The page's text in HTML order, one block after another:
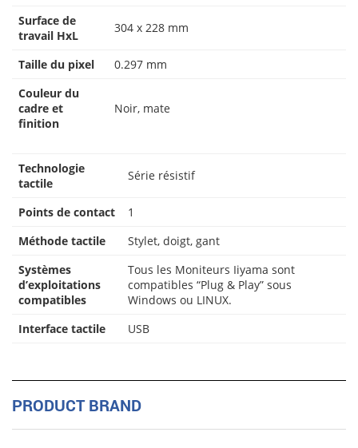
Surface de
travail HxL
304 x 228 mm
Taille du pixel
0.297 mm
Couleur du
cadre et
finition
Noir, mate
Technologie
tactile
Série résistif
Points de contact
1
Méthode tactile
Stylet, doigt, gant
Systèmes
d’exploitations
compatibles
Tous les Moniteurs Iiyama sont
compatibles “Plug & Play” sous
Windows ou LINUX.
Interface tactile
USB
PRODUCT BRAND